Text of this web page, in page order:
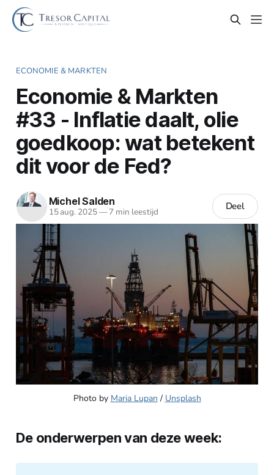
ECONOMIE & MARKTEN
Economie & Markten
#33 - Inflatie daalt, olie
goedkoop: wat betekent
dit voor de Fed?
Michel Salden
15 aug. 2025—7 min leestijd Deel
Photo by Maria Lupan / Unsplash
De onderwerpen van deze week: